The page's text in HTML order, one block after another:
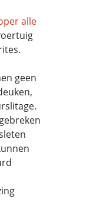
alle
geen